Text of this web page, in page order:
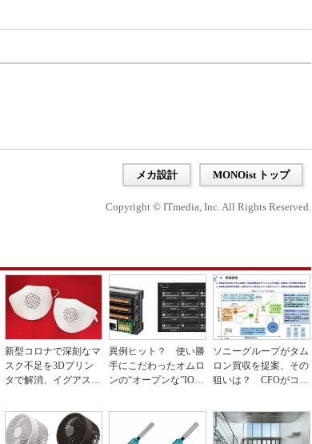
メカ設計 MONOist トップ
Copyright © ITmedia, Inc. All Rights Reserved.
新型コロナで深刻なマ
スク不足を3Dプリン
タで解消、イグアスが
異例ヒット？ 使い勝
手にこだわったオムロ
ンの“オープンな”IO-L
ソニーグループがタム
ロン買収を提案、その
狙いは？ CFOがコメ